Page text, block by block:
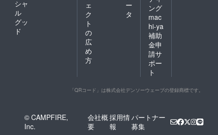
シャ
ル
グッ
ド
ェ
ク
ト
の
広
め
方
ー
タ
ング
mac
hi-ya
補助
金申
請サ
ポー
ト
「QRコード」は株式会社デンソーウェーブの登録商標です。
© CAMPFIRE,
Inc.
会社概
要
採用情
報
パートナー
募集